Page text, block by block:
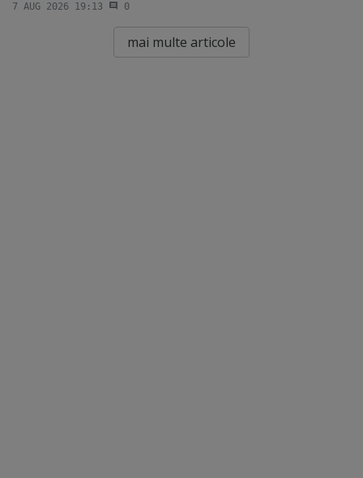
7 AUG 2026 19:13 0
mai multe articole